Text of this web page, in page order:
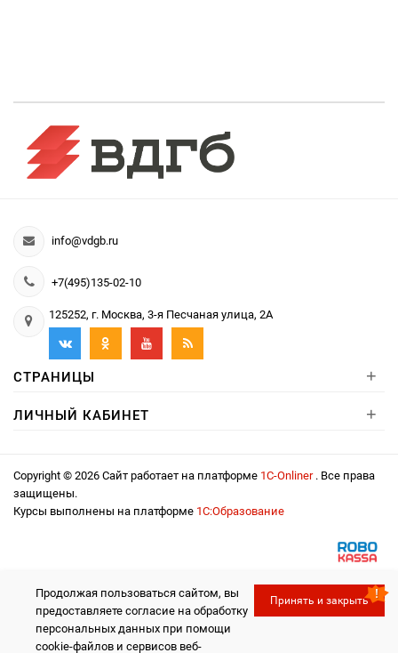
info@vdgb.ru
+7(495)135-02-10
125252, г. Москва, 3-я Песчаная улица, 2А
СТРАНИЦЫ +
ЛИЧНЫЙ КАБИНЕТ +
Copyright © 2026 Сайт работает на платформе 1С-Onliner . Все права
защищены.
Курсы выполнены на платформе 1С:Образование
Продолжая пользоваться сайтом, вы
предоставляете согласие на обработку
персональных данных при помощи
cookie-файлов и сервисов веб-
Принять и закрыть